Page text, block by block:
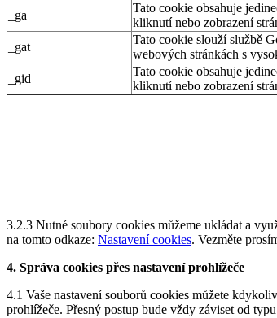
_ga
Tato cookie obsahuje
kliknutí nebo zobrazení
_gat
Tato cookie slouží službě
webových stránkách s
_gid
Tato cookie obsahuje
kliknutí nebo zobrazení
3.2.3 Nutné soubory cookies můžeme ukládat a
na tomto odkaze: Nastavení cookies. Vezměte
4. Správa cookies přes nastavení prohlížeče
4.1 Vaše nastavení souborů cookies můžete
prohlížeče. Přesný postup bude vždy záviset od